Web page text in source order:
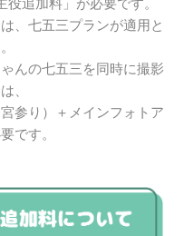
、七五三プランが適用と
んの七五三を同時に撮影
、
参り）＋メインフォトア
です。